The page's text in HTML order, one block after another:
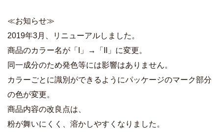
≪お知らせ≫
2019年3月、リニューアルしました。
商品のカラー名が「I」→「II」に変更。
同一成分のため発色等には影響はありません。
カラーごとに識別ができるようにパッケージのマーク部分
の色が変更。
商品内容の改良点は、
粉が舞いにくく、溶かしやすくなりました。